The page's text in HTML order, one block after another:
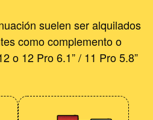
suelen ser alquilados
como complemento o
o 12 Pro 6.1” / 11 Pro 5.8”